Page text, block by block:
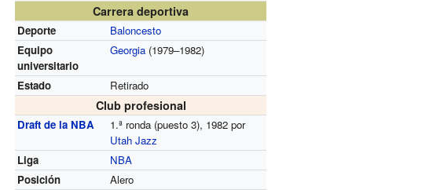
Carrera deportiva
Deporte
Baloncesto
Equipo
universitario
Georgia (1979–1982)
Estado Retirado
Club profesional
Draft de la NBA
1.ª ronda (puesto 3), 1982 por
Utah Jazz
Liga
NBA
Posición
Alero